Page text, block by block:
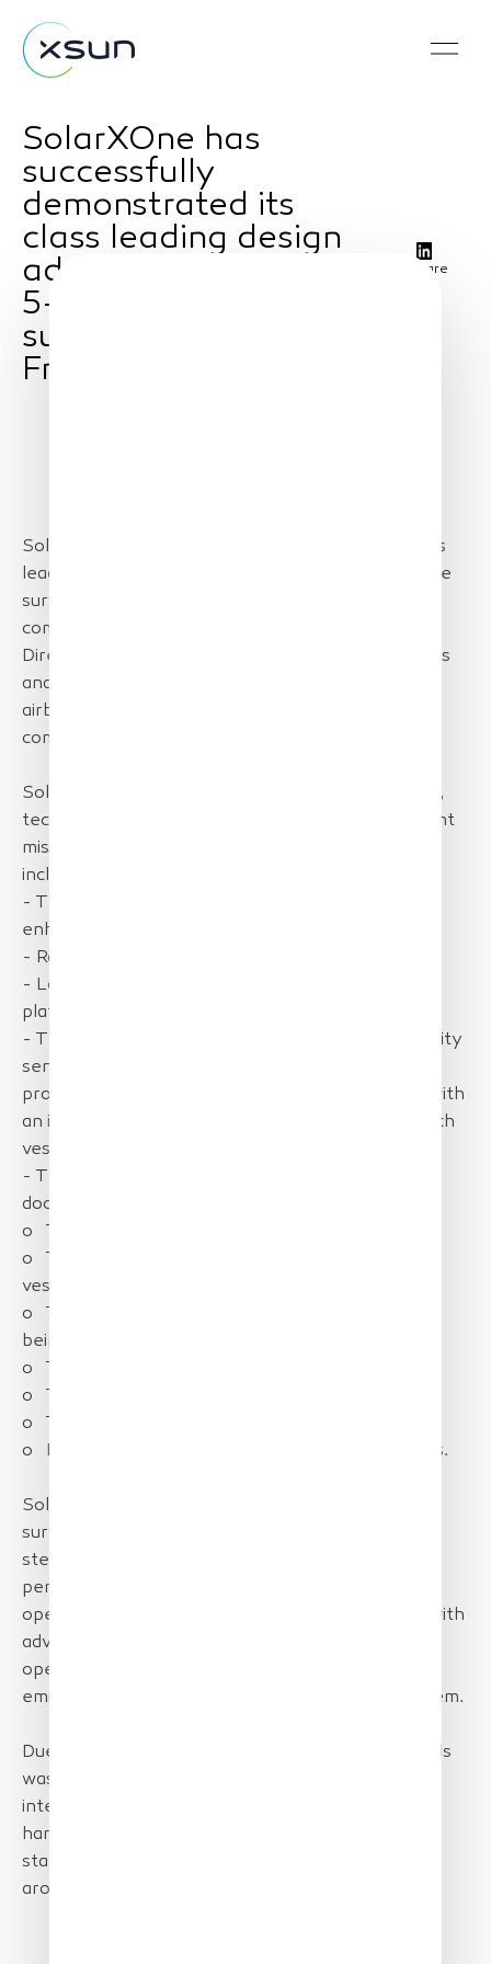
SolarXOne has
successfully
demonstrated its
class leading design
advantages during a
5-days maritime
surveillance mission in
France
Share
SolarXOne has successfully demonstrated its class
leading design advantages during a 5-days maritime
surveillance mission in France. Together with its
commercial partner Ventura and on behalf of the
Directorate General for Maritime Affairs, Fisheries
and Aquaculture (DGAMPA), XSun’s uncrewed
airborne platform has show-cased its unique
combination of capabilities.
SolarXOne is able to deliver the detailed coverage,
technical support and evidence during day and night
missions. Its cutting-edge operational advantages
include, but are not limited to:
- The extremely low acoustic and visual footprint
enhances the ability to gather information.
- Rapid set-up and deployment
- Low maintenance, long endurance, sustainable
platform with class leading redundancies.
- The drones stealth, ability to loiter and high quality
sensors enabled observation over and above that
provided by larger traditional manned platforms with
an in-depth analysis of the fishing activities of each
vessel.
- The system makes it possible to detect and
document:
o The position of the vessel;
o The detailed configuration and operation of a
vessel’s fishing gear and conformity;
o The style of fishing and even the type of fish
being caught;
o The name of the vessel;
o The vessel radio call-sign;
o The vessels registration détail ;
o Non-conformity with local laws and regulations.
SolarXOne is the ideal solution for maritime
surveillance applications maintaining discretion &
stealth, class leading sensors and identification
performance, full automated flight, reliable
operational performance and capability to cope with
adverse weather conditions during maritime
operations. All performed with zero carbon
emissions in flight by a robust, 100% electric system.
Due to obvious privacy constraints, showing vessels
was not possible, so this short video shows
interesting remains from WW2 : floating mulberry
harbours (Arromanches). One can see here the
stabilisation performance and image quality at
around 9km.